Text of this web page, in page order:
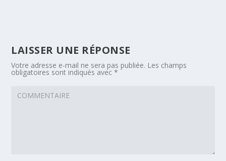
LAISSER UNE RÉPONSE
Votre adresse e-mail ne sera pas publiée. Les champs
obligatoires sont indiqués avec*